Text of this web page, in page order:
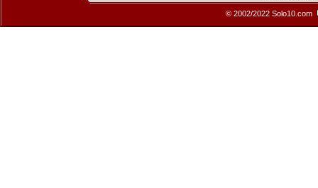
© 2002/2022 Solo10.com